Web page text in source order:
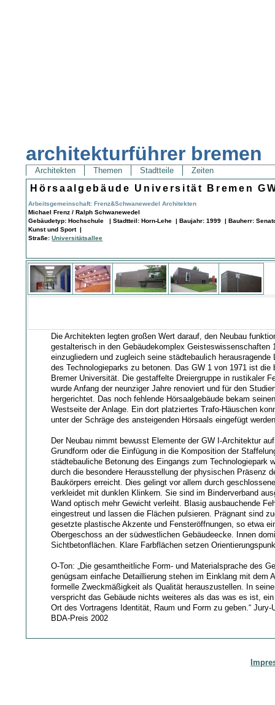
architekturführer bremen
Architekten Themen Stadtteile Zeiten
Hörsaalgebäude Universität Bremen
Arbeitsgemeinschaft: Frenz&Schwanewedel Architekten
Michael Frenz / Ralph Schwanewedel
Gebäudetyp: Hochschule | Stadtteil: Horn-Lehe | Baujahr: 1999 | Bauherr:
Kunst und Sport |
Straße:Universitätsallee
Die Architekten legten großen Wert darauf, den Neubau
gestalterisch in den Gebäudekomplex Geisteswissenschaften
einzugliedern und zugleich seine städtebaulich herausragende
des Technologieparks zu betonen. Das GW 1 von 1971 ist die
Bremer Universität. Die gestaffelte Dreiergruppe in rustikaler
wurde Anfang der neunziger Jahre renoviert und für den
hergerichtet. Das noch fehlende Hörsaalgebäude bekam
Westseite der Anlage. Ein dort platziertes Trafo-Häuschen
unter der Schräge des ansteigenden Hörsaals eingefügt
Der Neubau nimmt bewusst Elemente der GW I-Architektur
Grundform oder die Einfügung in die Komposition der
städtebauliche Betonung des Eingangs zum Technologiepark
durch die besondere Herausstellung der physischen Präsenz
Baukörpers erreicht. Dies gelingt vor allem durch
verkleidet mit dunklen Klinkern. Sie sind im Binderverband
Wand optisch mehr Gewicht verleiht. Blasig ausbauchende
eingestreut und lassen die Flächen pulsieren. Prägnant sind
gesetzte plastische Akzente und Fensteröffnungen, so etwa
Obergeschoss an der südwestlichen Gebäudeecke. Innen
Sichtbetonflächen. Klare Farbflächen setzen
O-Ton: „Die gesamtheitliche Form- und Materialsprache des
genügsam einfache Detaillierung stehen im Einklang mit dem
formelle Zweckmäßigkeit als Qualität herauszustellen. In
verspricht das Gebäude nichts weiteres als das was es ist,
Ort des Vortragens Identität, Raum und Form zu geben.“ Jury-
BDA-Preis 2002